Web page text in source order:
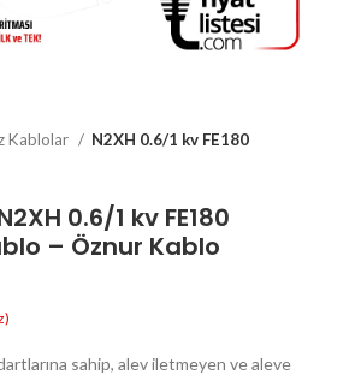
tıklayın
Kablolar N2XH 0.6/1 kv FE180
0.6/1 kv FE180
– Öznur Kablo
sahip, alev iletmeyen ve aleve